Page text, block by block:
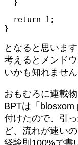
}
となると思いま
考えるとメンド
いかも知れません
おもむろに連載
BPTは「
付けたので、引
ど、流れが速い